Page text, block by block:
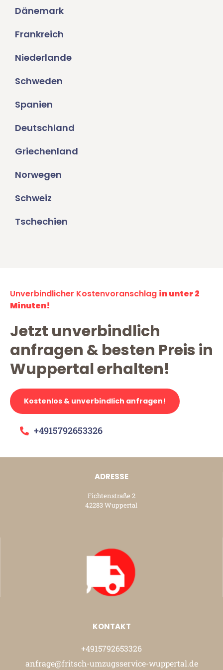
Dänemark
Frankreich
Niederlande
Schweden
Spanien
Deutschland
Griechenland
Norwegen
Schweiz
Tschechien
Unverbindlicher Kostenvoranschlag in unter 2
Minuten!
Jetzt unverbindlich
anfragen & besten Preis in
Wuppertal erhalten!
Kostenlos & unverbindlich anfragen!
+4915792653326
ADRESSE
Fichtenstraße 2
42283 Wuppertal
KONTAKT
+4915792653326
anfrage@fritsch-umzugsservice-wuppertal.de